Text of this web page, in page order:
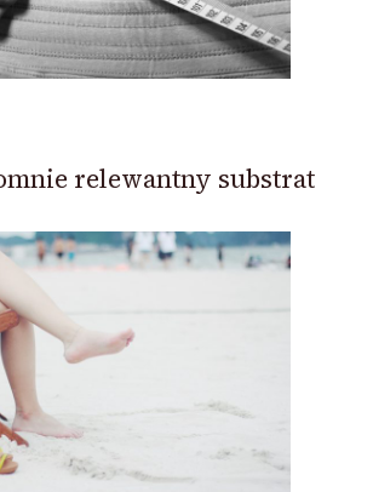
relewantny substrat